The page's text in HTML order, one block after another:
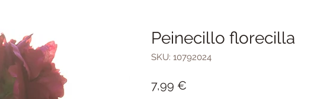
Peinecillo florecilla
SKU: 10792024
7,99 €